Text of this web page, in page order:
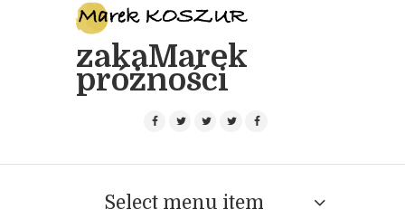
zakaMarek
próżności
Select menu item